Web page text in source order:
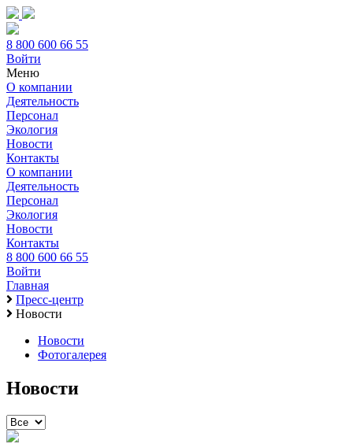
8 800 600 66 55
Войти
Меню
О компании
Деятельность
Персонал
Экология
Новости
Контакты
О компании
Деятельность
Персонал
Экология
Новости
Контакты
8 800 600 66 55
Войти
Главная
Пресс-центр
Новости
Новости
Фотогалерея
Новости